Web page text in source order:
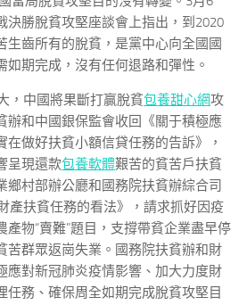
決勝脫貧攻堅座談會上指出，到2020
生齒所有的脫貧，是黨中心向全國國
如期完成，沒有任何退路和彈性。
，中國將果斷打贏脫貧包養甜心網攻
辦和中國銀保監會收回《關于積極應
做好扶貧小額信貸任務的告訴》，
呈現還款包養軟體艱苦的貧苦戶扶貧
鄉村部辦公廳和國務院扶貧辦綜合司
產扶貧任務的看法》，請求抓好因疫
物“賣難”題目，支撐帶貧企業盡早停
苦群眾返崗失業。國務院扶貧辦和財
應對新冠肺炎疫情影響、加大力度財
任務、確保周全如期完成脫貧攻堅目